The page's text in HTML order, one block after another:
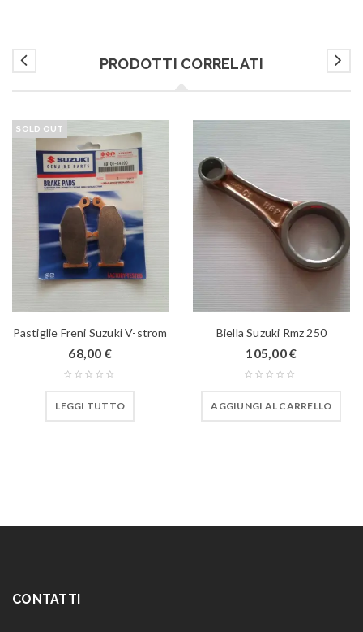
PRODOTTI CORRELATI
SOLD OUT
Pastiglie Freni Suzuki V-strom
68,00 €
LEGGI TUTTO
Biella Suzuki Rmz 250
105,00€
AGGIUNGI AL CARRELLO
CONTATTI